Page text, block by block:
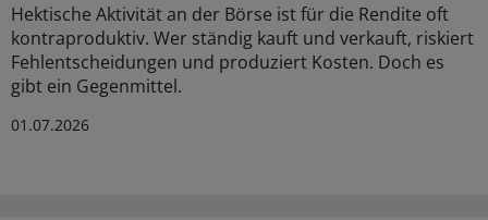
Hektische Aktivität an der Börse ist für die Rendite oft
kontraproduktiv. Wer ständig kauft und verkauft, riskiert
Fehlentscheidungen und produziert Kosten. Doch es
gibt ein Gegenmittel.
01.07.2026